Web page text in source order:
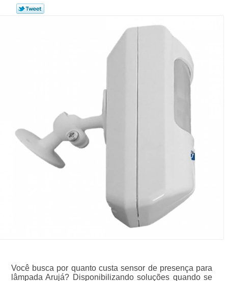
Você busca por quanto custa sensor de presença para
lâmpada Arujá? Disponibilizando soluções quando se